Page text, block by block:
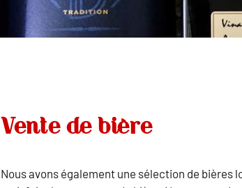
Vente de bière
Nous avons également une sélection de bières